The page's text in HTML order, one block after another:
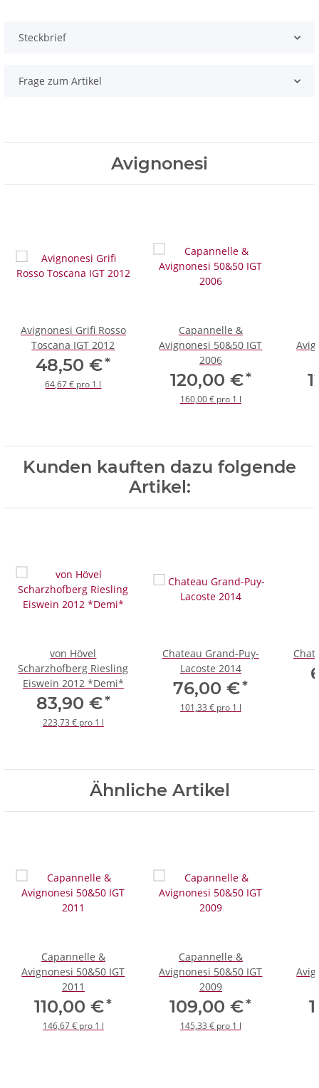
Steckbrief
Frage zum Artikel
Avignonesi
Avignonesi Grifi Rosso
Toscana IGT 2012
48,50 €*
64,67 € pro 1 l
Capannelle &
Avignonesi 50&50 IGT
2006
120,00 €*
160,00 € pro 1 l
Kunden kauften dazu folgende
Artikel:
von Hövel
Scharzhofberg Riesling
Eiswein 2012 *Demi*
83,90 €*
223,73 € pro 1 l
Chateau Grand-Puy-
Lacoste 2014
76,00 €*
101,33 € pro 1 l
Ähnliche Artikel
Capannelle &
Avignonesi 50&50 IGT
2011
110,00 €*
146,67 € pro 1 l
Capannelle &
Avignonesi 50&50 IGT
2009
109,00 €*
145,33 € pro 1 l